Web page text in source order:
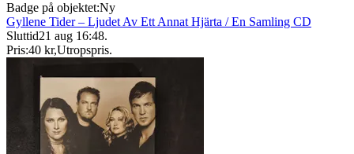
Badge på objektet:Ny
Gyllene Tider – Ljudet Av Ett Annat Hjärta / En Samling CD
Sluttid21 aug 16:48.
Pris:40 kr,Utropspris.